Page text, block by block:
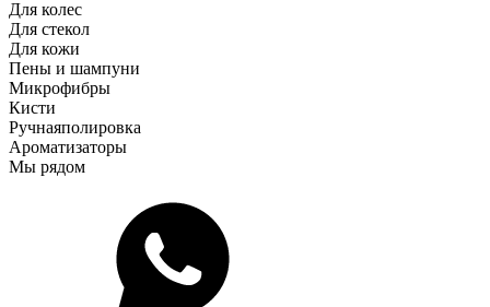
Для колес
Для стекол
Для кожи
Пены и шампуни
Микрофибры
Кисти
Ручнаяполировка
Ароматизаторы
Мы рядом